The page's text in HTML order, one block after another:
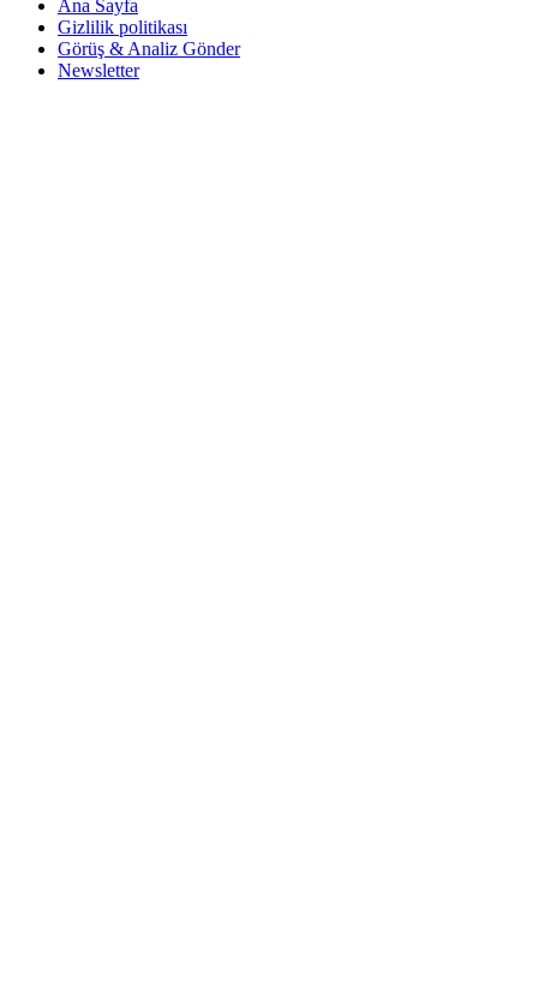
Ana Sayfa
Gizlilik politikası
Görüş & Analiz Gönder
Newsletter